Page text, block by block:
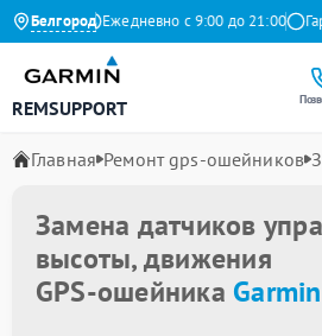
Белгород
Яндекс Ежедневно с 9:00 до 21:00
REMSUPPORT
Главная Ремонт gps-ошейников
Замена датчиков
высоты, движения
GPS-ошейника Garmin